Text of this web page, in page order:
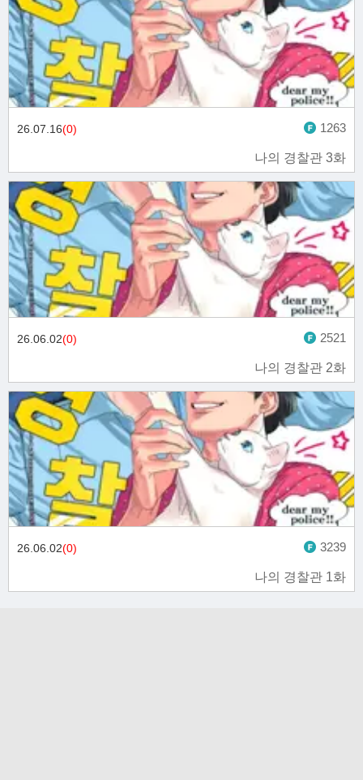
나의 경찰관 3화
26.07.16(0) 1263
나의 경찰관 2화
26.06.02(0) 2521
나의 경찰관 1화
26.06.02(0) 3239